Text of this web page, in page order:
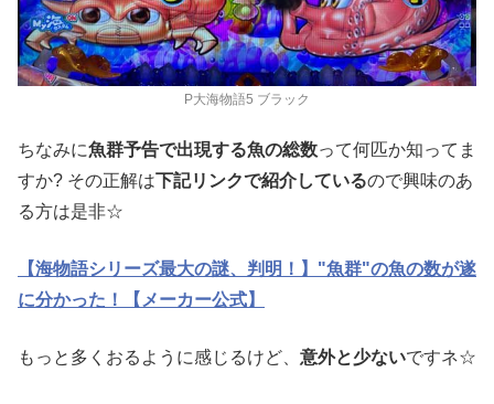
P大海物語5 ブラック
ちなみに魚群予告で出現する魚の総数って何匹か知ってま
すか? その正解は下記リンクで紹介しているので興味のあ
る方は是非☆
【海物語シリーズ最大の謎、判明！】"魚群"の魚の数が遂
に分かった！【メーカー公式】
もっと多くおるように感じるけど、 意外と少ないですネ☆